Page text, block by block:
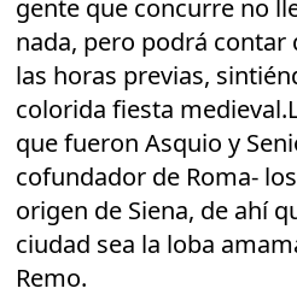
gente que concurre no
nada, pero podrá
las horas previas,
colorida fiesta
que fueron Asquio y
cofundador de Roma-
origen de Siena, de ahí
ciudad sea la loba
Remo.